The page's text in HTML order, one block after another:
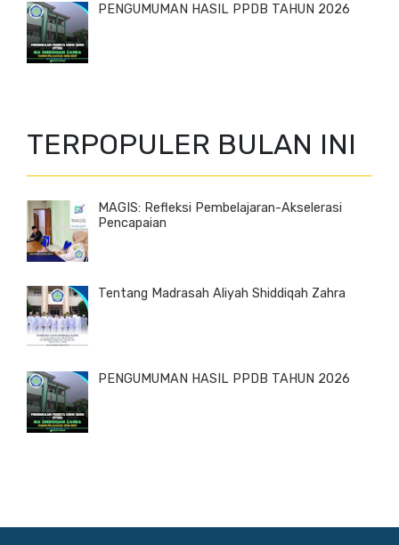
PENGUMUMAN HASIL PPDB TAHUN 2026
TERPOPULER BULAN INI
MAGIS: Refleksi Pembelajaran-Akselerasi
Pencapaian
Tentang Madrasah Aliyah Shiddiqah Zahra
PENGUMUMAN HASIL PPDB TAHUN 2026